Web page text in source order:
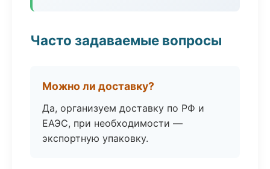
Часто задаваемые вопросы
Можно ли доставку?
Да, организуем доставку по РФ и
ЕАЭС, при необходимости —
экспортную упаковку.